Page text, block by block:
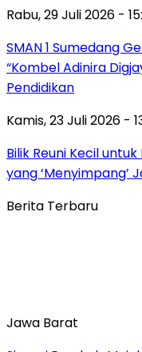
Rabu, 29 Juli 2026 -
SMAN 1 Sumedang
“Kombel Adinira
Pendidikan
Kamis, 23 Juli 2026 -
Bilik Reuni Kecil
yang ‘Menyimpang’
Berita Terbaru
Jawa Barat